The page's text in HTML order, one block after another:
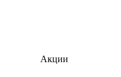
Акции